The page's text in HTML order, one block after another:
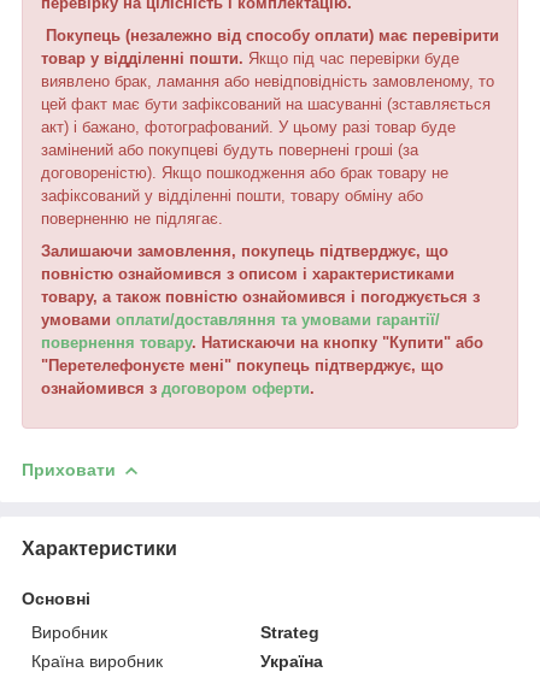
Покупець (незалежно від способу оплати) має перевірити
товар у відділенні пошти. Якщо під час перевірки буде
виявлено брак, ламання або невідповідність замовленому, то
цей факт має бути зафіксований на шасуванні (зставляється
акт) і бажано, фотографований. У цьому разі товар буде
замінений або покупцеві будуть повернені гроші (за
договореністю). Якщо пошкодження або брак товару не
зафіксований у відділенні пошти, товару обміну або
поверненню не підлягає.
Залишаючи замовлення, покупець підтверджує, що
повністю ознайомився з описом і характеристиками
товару, а також повністю ознайомився і погоджується з
умовами оплати/доставляння та умовами гарантії/
повернення товару. Натискаючи на кнопку "Купити" або
"Перетелефонуєте мені" покупець підтверджує, що
ознайомився з договором оферти.
Приховати
Характеристики
Основні
Виробник
Strateg
Країна виробник
Україна